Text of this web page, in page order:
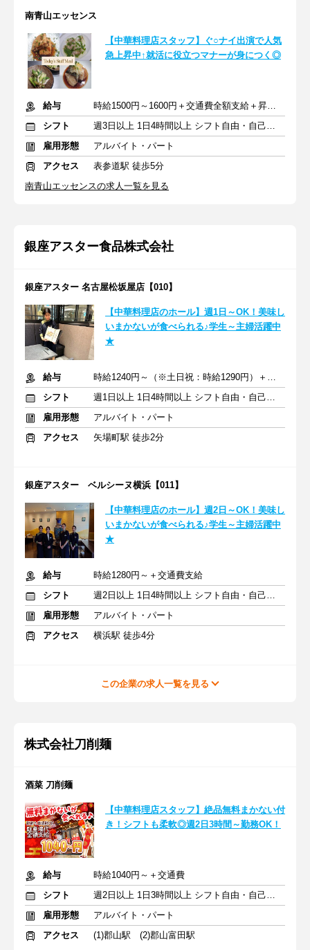
南青山エッセンス
【中華料理店スタッフ】ぐ○ナイ出演で人気
急上昇中↑就活に役立つマナーが身につく◎
給与
時給1500円～1600円＋交通費全額支給＋昇給あり
シフト
週3日以上 1日4時間以上 シフト自由・自己申告
雇用形態
アルバイト・パート
アクセス
表参道駅 徒歩5分
南青山エッセンスの求人一覧を見る
銀座アスター食品株式会社
銀座アスター 名古屋松坂屋店【010】
【中華料理店のホール】週1日～OK！美味し
いまかないが食べられる♪学生～主婦活躍中
★
給与
時給1240円～（※土日祝：時給1290円）＋交通費支給
シフト
週1日以上 1日4時間以上 シフト自由・自己申告
雇用形態
アルバイト・パート
アクセス
矢場町駅 徒歩2分
銀座アスター ベルシーヌ横浜【011】
【中華料理店のホール】週2日～OK！美味し
いまかないが食べられる♪学生～主婦活躍中
★
給与
時給1280円～＋交通費支給
シフト
週2日以上 1日4時間以上 シフト自由・自己申告
雇用形態
アルバイト・パート
アクセス
横浜駅 徒歩4分
この企業の求人一覧を見る
株式会社刀削麺
酒菜 刀削麺
【中華料理店スタッフ】絶品無料まかない付
き！シフトも柔軟◎週2日3時間～勤務OK！
給与
時給1040円～＋交通費
シフト
週2日以上 1日3時間以上 シフト自由・自己申告
雇用形態
アルバイト・パート
アクセス
(1)郡山駅 (2)郡山富田駅